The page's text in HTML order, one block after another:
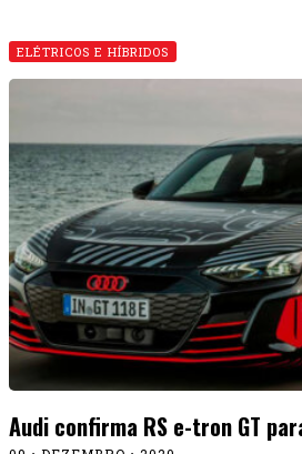
ELÉTRICOS E HÍBRIDOS
Audi confirma RS e-tron GT